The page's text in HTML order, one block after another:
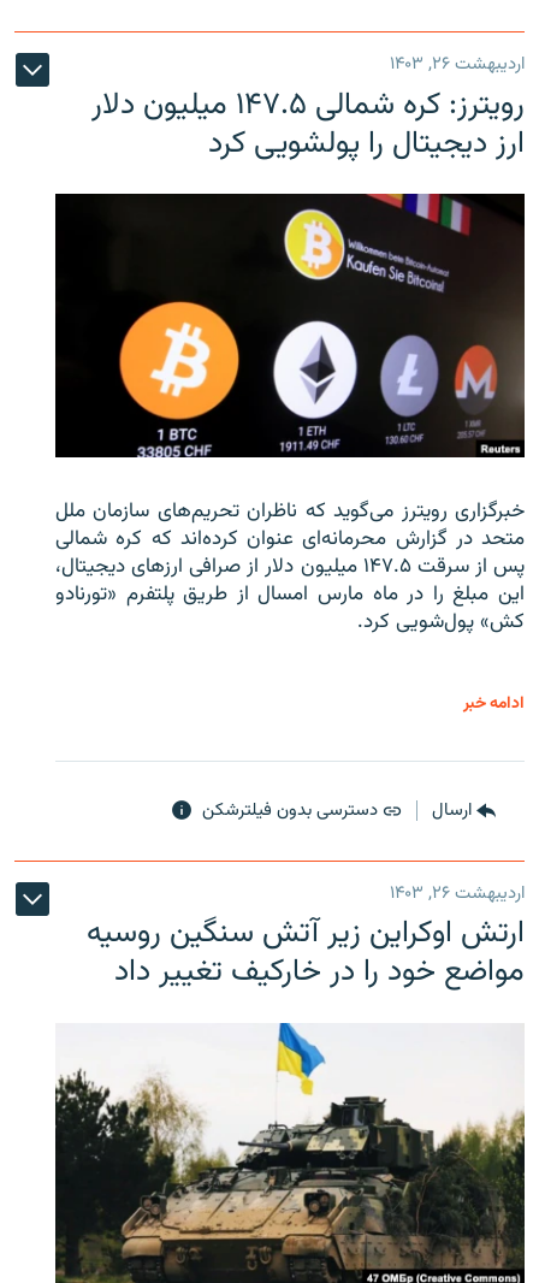
اردیبهشت ۲۶, ۱۴۰۳
رویترز: کره شمالی ۱۴۷.۵ میلیون دلار
ارز دیجیتال را پولشویی کرد
خبرگزاری رویترز می‌گوید که ناظران تحریم‌های سازمان ملل
متحد در گزارش محرمانه‌ای عنوان کرده‌اند که کره شمالی
پس از سرقت ۱۴۷.۵ میلیون دلار از صرافی ارزهای دیجیتال،
این مبلغ را در ماه مارس امسال از طریق پلتفرم «تورنادو
کش» پول‌شویی کرد.
ادامه خبر
ارسال دسترسی بدون فیلترشکن
اردیبهشت ۲۶, ۱۴۰۳
ارتش اوکراین زیر آتش سنگین روسیه
مواضع خود را در خارکیف تغییر داد